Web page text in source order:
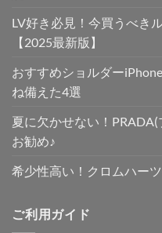
LV好き必見！今買うべき
【2025最新版】
おすすめショルダー
ね備えた4選
夏に欠かせない！
お勧め♪
希少性高い！クロムハー
ご利用ガイド